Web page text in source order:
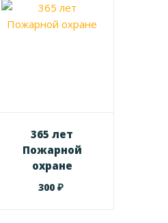
365 лет
Пожарной
охране
300₽